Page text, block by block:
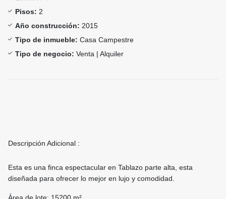
Pisos: 2
Año construcción: 2015
Tipo de inmueble: Casa Campestre
Tipo de negocio: Venta | Alquiler
Descripción Adicional :
Esta es una finca espectacular en Tablazo parte alta, esta
diseñada para ofrecer lo mejor en lujo y comodidad.